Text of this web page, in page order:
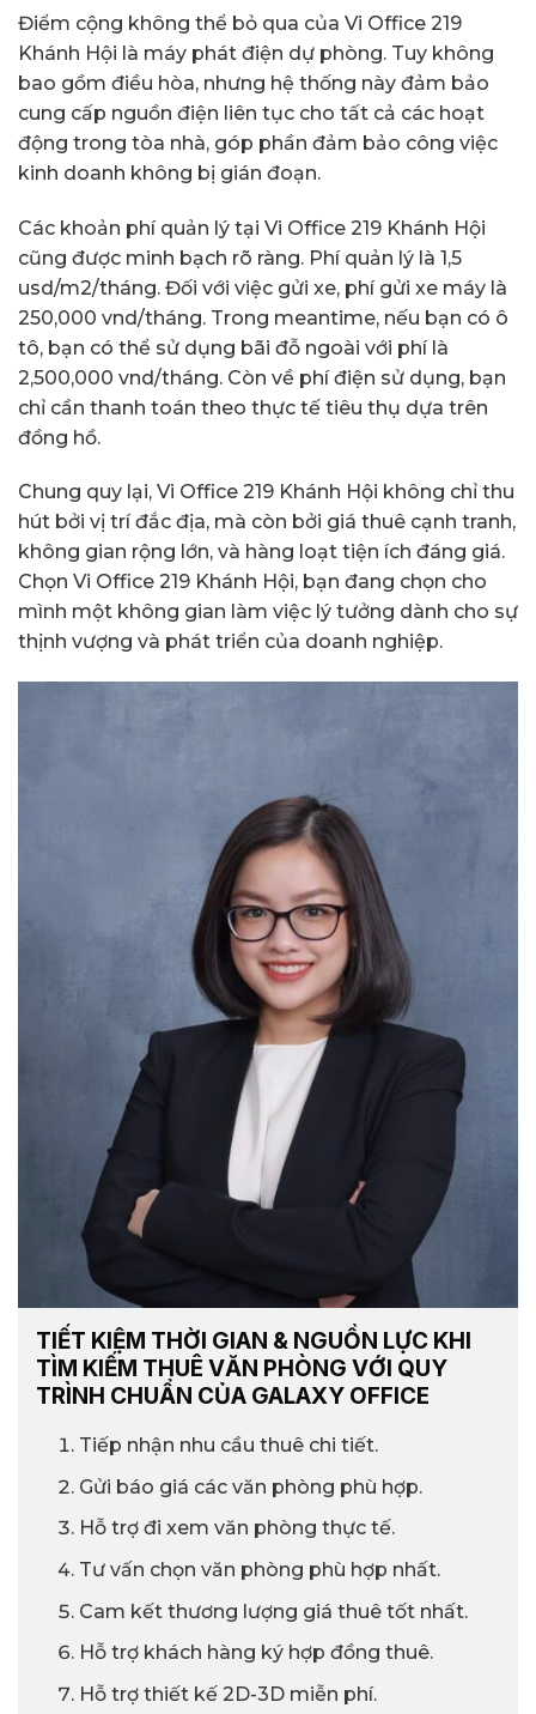
Điểm cộng không thể bỏ qua của Vi Office 219
Khánh Hội là máy phát điện dự phòng. Tuy không
bao gồm điều hòa, nhưng hệ thống này đảm bảo
cung cấp nguồn điện liên tục cho tất cả các hoạt
động trong tòa nhà, góp phần đảm bảo công việc
kinh doanh không bị gián đoạn.
Các khoản phí quản lý tại Vi Office 219 Khánh Hội
cũng được minh bạch rõ ràng. Phí quản lý là 1,5
usd/m2/tháng. Đối với việc gửi xe, phí gửi xe máy là
250,000 vnd/tháng. Trong meantime, nếu bạn có ô
tô, bạn có thể sử dụng bãi đỗ ngoài với phí là
2,500,000 vnd/tháng. Còn về phí điện sử dụng, bạn
chỉ cần thanh toán theo thực tế tiêu thụ dựa trên
đồng hồ.
Chung quy lại, Vi Office 219 Khánh Hội không chỉ thu
hút bởi vị trí đắc địa, mà còn bởi giá thuê cạnh tranh,
không gian rộng lớn, và hàng loạt tiện ích đáng giá.
Chọn Vi Office 219 Khánh Hội, bạn đang chọn cho
mình một không gian làm việc lý tưởng dành cho sự
thịnh vượng và phát triển của doanh nghiệp.
TIẾT KIỆM THỜI GIAN & NGUỒN LỰC KHI
TÌM KIẾM THUÊ VĂN PHÒNG VỚI QUY
TRÌNH CHUẨN CỦA GALAXY OFFICE
Tiếp nhận nhu cầu thuê chi tiết.
Gửi báo giá các văn phòng phù hợp.
Hỗ trợ đi xem văn phòng thực tế.
Tư vấn chọn văn phòng phù hợp nhất.
Cam kết thương lượng giá thuê tốt nhất.
Hỗ trợ khách hàng ký hợp đồng thuê.
Hỗ trợ thiết kế 2D-3D miễn phí.